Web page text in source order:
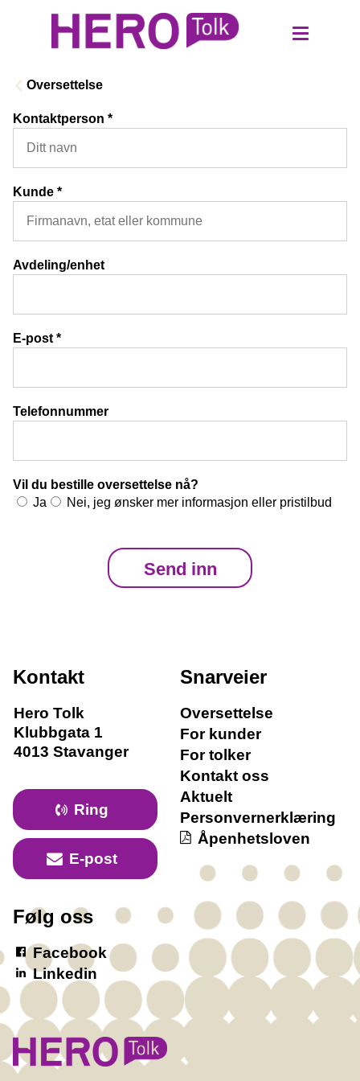
Bestill login
Oversettelse
For kunder
Aktuelt
Oversettelse
Kontaktperson *
Kunde *
Avdeling/enhet
E-post *
Telefonnummer
Vil du bestille oversettelse nå?
Ja
Nei, jeg ønsker mer informasjon eller pristilbud
Kontakt
Hero Tolk
Klubbgata 1
4013 Stavanger
Ring
E-post
Snarveier
Oversettelse
For kunder
For tolker
Kontakt oss
Aktuelt
Personvernerklæring
Åpenhetsloven
Følg oss
Facebook
Linkedin